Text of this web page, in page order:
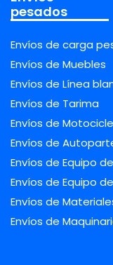
pesados
Envíos de carga
Envíos de Muebles
Envíos de Línea
Envíos de Tarima
Envíos de
Envíos de
Envíos de Equipo
Envíos de Equipo
Envíos de
Envíos de